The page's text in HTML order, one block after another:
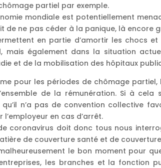
partiel par exemple.
mondiale est potentiellement
de ne pas céder à la panique, là
en partie d’amortir les chocs
mais également dans la situation
et de la mobilisation des hôpitaux
pour les périodes de chômage partiel,
de la rémunération. Si à
qu’il n’a pas de convention collective
en cas d’arrêt.
coronavirus doit donc tous nous
de couverture santé et de
le bon moment pour
les branches et la fonction